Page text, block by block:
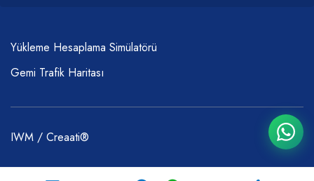
Yükleme Hesaplama Simülatörü
Gemi Trafik Haritası
IWM / Creaati®